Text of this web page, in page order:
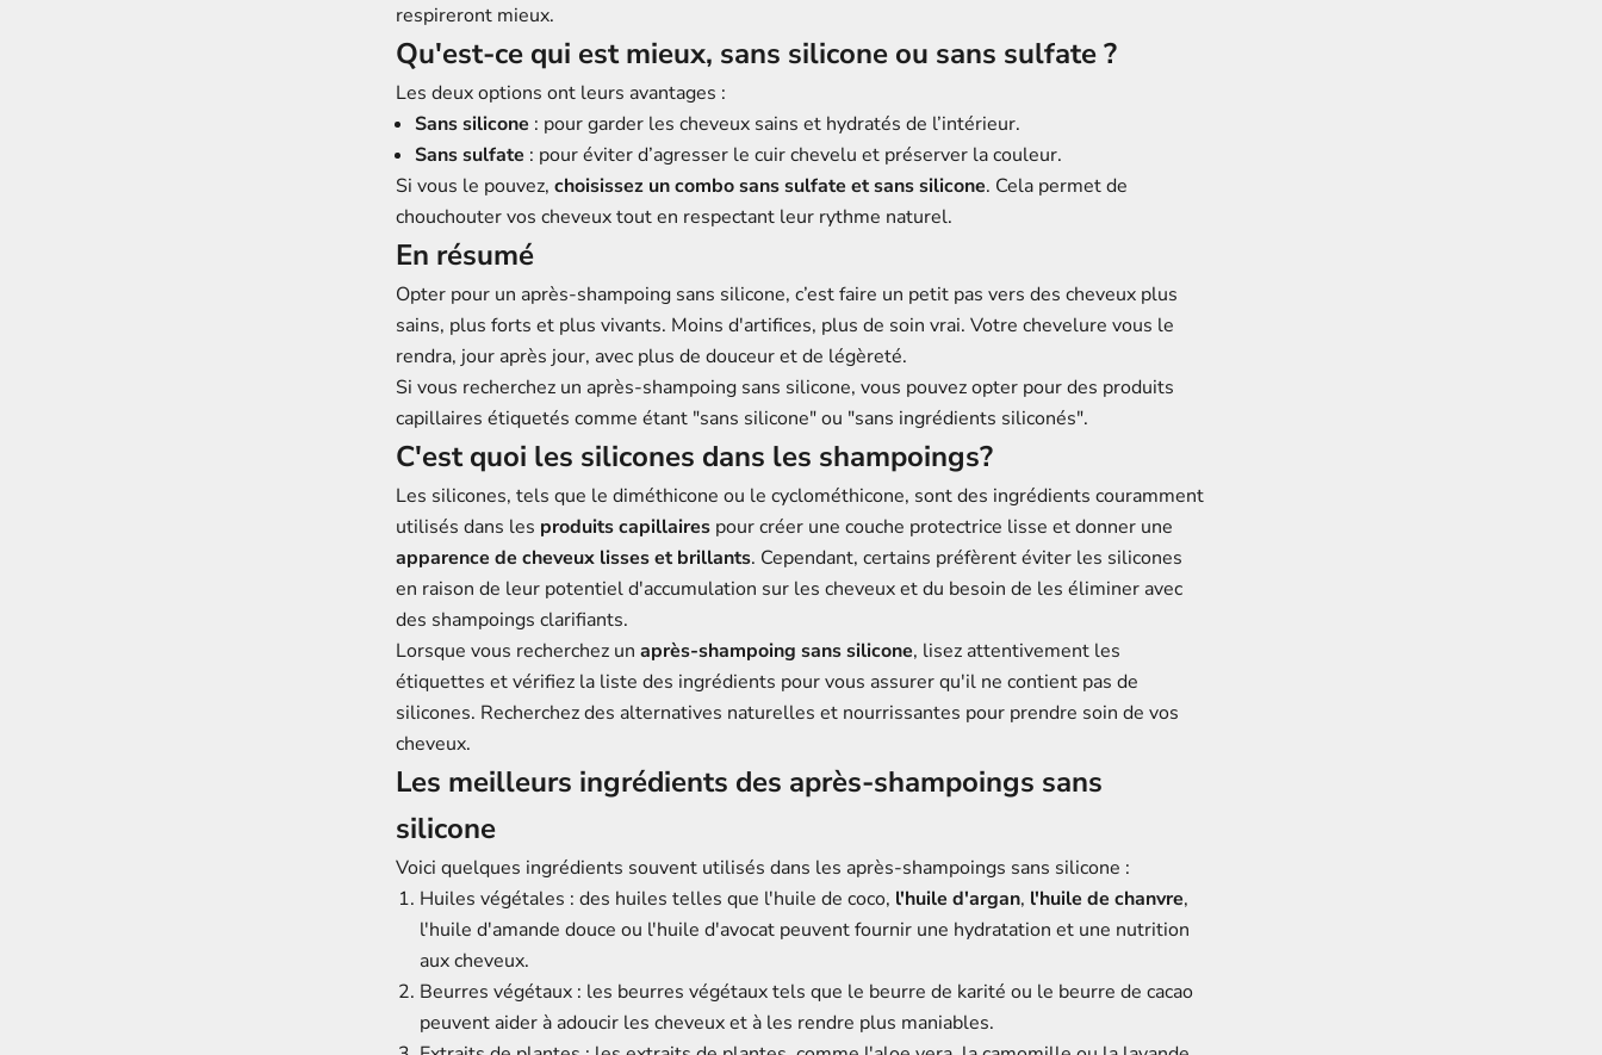
respireront mieux.
Qu'est-ce qui est mieux, sans silicone ou sans sulfate ?
Les deux options ont leurs avantages :
Sans silicone : pour garder les cheveux sains et hydratés de l’intérieur.
Sans sulfate : pour éviter d’agresser le cuir chevelu et préserver la couleur.
Si vous le pouvez, choisissez un combo sans sulfate et sans silicone. Cela permet de
chouchouter vos cheveux tout en respectant leur rythme naturel.
En résumé
Opter pour un après-shampoing sans silicone, c’est faire un petit pas vers des cheveux plus
sains, plus forts et plus vivants. Moins d'artifices, plus de soin vrai. Votre chevelure vous le
rendra, jour après jour, avec plus de douceur et de légèreté.
Si vous recherchez un après-shampoing sans silicone, vous pouvez opter pour des produits
capillaires étiquetés comme étant "sans silicone" ou "sans ingrédients siliconés".
C'est quoi les silicones dans les shampoings?
Les silicones, tels que le diméthicone ou le cyclométhicone, sont des ingrédients couramment
utilisés dans les produits capillaires pour créer une couche protectrice lisse et donner une
apparence de cheveux lisses et brillants. Cependant, certains préfèrent éviter les silicones
en raison de leur potentiel d'accumulation sur les cheveux et du besoin de les éliminer avec
des shampoings clarifiants.
Lorsque vous recherchez un après-shampoing sans silicone, lisez attentivement les
étiquettes et vérifiez la liste des ingrédients pour vous assurer qu'il ne contient pas de
silicones. Recherchez des alternatives naturelles et nourrissantes pour prendre soin de vos
cheveux.
Les meilleurs ingrédients des après-shampoings sans
silicone
Voici quelques ingrédients souvent utilisés dans les après-shampoings sans silicone :
Huiles végétales : des huiles telles que l'huile de coco, l'huile d'argan, l'huile de chanvre,
l'huile d'amande douce ou l'huile d'avocat peuvent fournir une hydratation et une nutrition
aux cheveux.
Beurres végétaux : les beurres végétaux tels que le beurre de karité ou le beurre de cacao
peuvent aider à adoucir les cheveux et à les rendre plus maniables.